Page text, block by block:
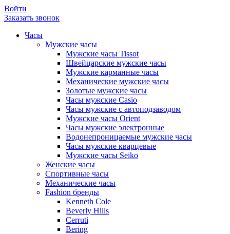
Войти
Заказать звонок
Часы
Мужские часы
Мужские часы Tissot
Швейцарские мужские часы
Мужские карманные часы
Механические мужские часы
Золотые мужские часы
Часы мужские Casio
Часы мужские с автоподзаводом
Мужские часы Orient
Часы мужские электронные
Водонепроницаемые мужские часы
Часы мужские кварцевые
Мужские часы Seiko
Женские часы
Спортивные часы
Механические часы
Fashion бренды
Kenneth Cole
Beverly Hills
Cerruti
Bering